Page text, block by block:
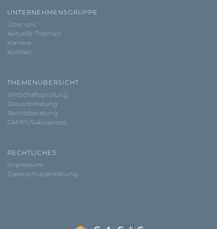
UNTERNEHMENSGRUPPE
Über uns
Aktuelle Themen
Karriere
Kontakt
THEMENÜBERSICHT
Wirtschaftsprüfung
Steuerberatung
Rechtsberatung
CAMPUS4business
RECHTLICHES
Impressum
Datenschutzerklärung